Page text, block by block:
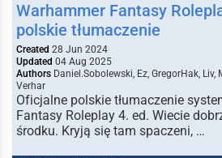
Warhammer Fantasy
polskie tłumaczenie
Created 28 Jun 2024
Updated 04 Aug 2025
Authors Daniel.Sobolewski, Ez, GregorHak,
Verhar
Oficjalne polskie tłumaczenie
Fantasy Roleplay 4. ed. Wiecie
środku. Kryją się tam spaczeni, …